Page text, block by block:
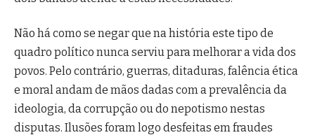
Não há como se negar que na história este tipo de
quadro político nunca serviu para melhorar a vida dos
povos. Pelo contrário, guerras, ditaduras, falência ética
e moral andam de mãos dadas com a prevalência da
ideologia, da corrupção ou do nepotismo nestas
disputas. Ilusões foram logo desfeitas em fraudes